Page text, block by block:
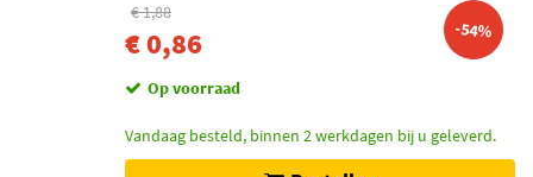
€ 1,88
€ 0,86 -54%
Op voorraad
Vandaag besteld, binnen 2 werkdagen bij u geleverd.